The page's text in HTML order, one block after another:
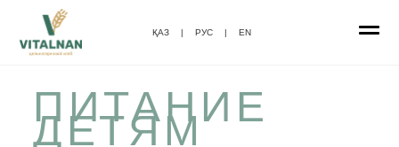
ҚАЗ | РУС | EN
ПИТАНИЕ
ДЕТЯМ